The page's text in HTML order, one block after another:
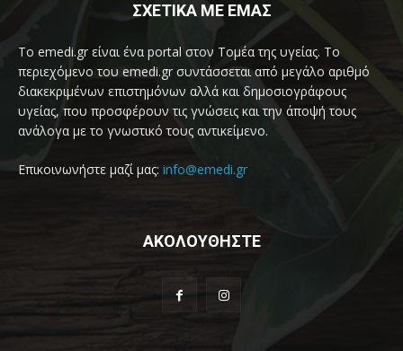
ΣΧΕΤΙΚΑ ΜΕ ΕΜΑΣ
Το emedi.gr είναι ένα portal στον Τομέα της υγείας. Το
περιεχόμενο του emedi.gr συντάσσεται από μεγάλο αριθμό
διακεκριμένων επιστημόνων αλλά και δημοσιογράφους
υγείας, που προσφέρουν τις γνώσεις και την άποψή τους
ανάλογα με το γνωστικό τους αντικείμενο.
Επικοινωνήστε μαζί μας: info@emedi.gr
ΑΚΟΛΟΥΘΗΣΤΕ